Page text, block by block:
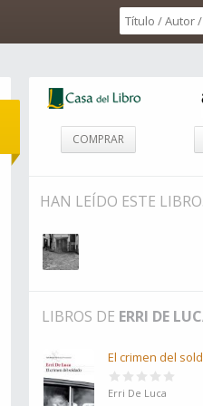
COMPRAR
HAN LEÍDO ESTE
LIBROS DE ERRI DE
El crimen del
Erri De Luca